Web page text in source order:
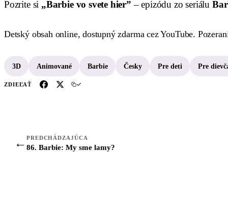
Pozrite si „Barbie vo svete hier” – epizódu zo seriálu
Detský obsah online, dostupný zdarma cez YouTube.
3D Animované Barbie Česky Pre deti Pre
ZDIEĽAŤ
← PREDCHÁDZAJÚCA
86. Barbie: My sme lamy?